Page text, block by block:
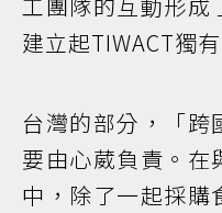
建立起TIWACT獨
台灣的部分，「跨
要由心葳負責。在
中，除了一起採購